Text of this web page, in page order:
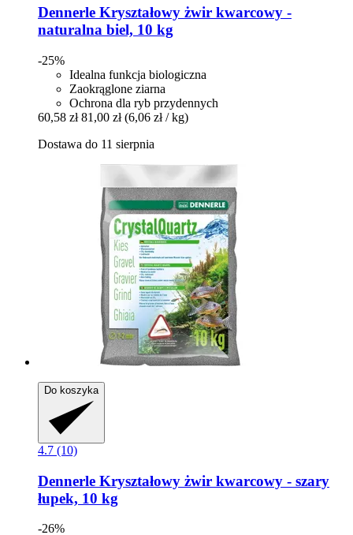
Dennerle Kryształowy żwir kwarcowy -​
naturalna biel, 10 kg
-25%
Idealna funkcja biologiczna
Zaokrąglone ziarna
Ochrona dla ryb przydennych
60,58 zł 81,00 zł (6,06 zł / kg)
Dostawa do 11 sierpnia
Do koszyka
4.7 (10)
Dennerle Kryształowy żwir kwarcowy -​ szary
łupek, 10 kg
-26%